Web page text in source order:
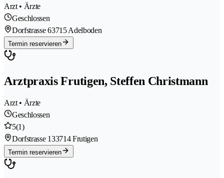
Arzt • Ärzte
Geschlossen
Dorfstrasse 63715 Adelboden
Termin reservieren
Arztpraxis Frutigen, Steffen Christmann
Arzt • Ärzte
Geschlossen
5(1)
Dorfstrasse 133714 Frutigen
Termin reservieren